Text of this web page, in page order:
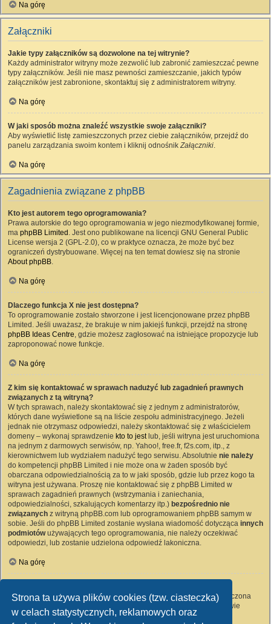
Strona ta używa plików cookies (tzw. ciasteczka)
w celach statystycznych, reklamowych oraz
Na górę
Załączniki
Jakie typy załączników są dozwolone na tej witrynie?
Każdy administrator witryny może zezwolić lub zabronić zamieszczać pewne
typy załączników. Jeśli nie masz pewności zamieszczanie, jakich typów
załączników jest zabronione, skontaktuj się z administratorem witryny.
Na górę
W jaki sposób można znaleźć wszystkie swoje załączniki?
Aby wyświetlić listę zamieszczonych przez ciebie załączników, przejdź do
panelu zarządzania swoim kontem i kliknij odnośnikZałączniki.
Na górę
Zagadnienia związane z phpBB
Kto jest autorem tego oprogramowania?
Prawa autorskie do tego oprogramowania w jego niezmodyfikowanej formie,
ma phpBB Limited . Jest ono publikowane na licencji GNU General Public
License wersja 2 (GPL-2.0), co w praktyce oznacza, że może być bez
ograniczeń dystrybuowane. Więcej na ten temat dowiesz się na stronie
About phpBB.
Na górę
Dlaczego funkcja X nie jest dostępna?
To oprogramowanie zostało stworzone i jest licencjonowane przez phpBB
Limited. Jeśli uważasz, że brakuje w nim jakiejś funkcji, przejdź na stronę
phpBB Ideas Centre, gdzie możesz zagłosować na istniejące propozycje lub
zaproponować nowe funkcje.
Na górę
Z kim się kontaktować w sprawach nadużyć lub zagadnień prawnych
związanych z tą witryną?
W tych sprawach, należy skontaktować się z jednym z administratorów,
których dane wyświetlone są na liście zespołu administracyjnego. Jeżeli
jednak nie otrzymasz odpowiedzi, należy skontaktować się z właścicielem
domeny – wykonaj sprawdzenie kto to jestlub, jeśli witryna jest uruchomiona
na jednym z darmowych serwisów, np. Yahoo!, free.fr, f2s.com, itp., z
kierownictwem lub wydziałem nadużyć tego serwisu. Absolutnie nie należy
do kompetencji phpBB Limited i nie może ona w żaden sposób być
obarczana odpowiedzialnością za to w jaki sposób, gdzie lub przez kogo ta
witryna jest używana. Proszę nie kontaktować się z phpBB Limited w
sprawach zagadnień prawnych (wstrzymania i zaniechania,
odpowiedzialności, szkalujących komentarzy itp.) bezpośrednio nie
związanych z witryną phpBB.com lub oprogramowaniem phpBB samym w
sobie. Jeśli do phpBB Limited zostanie wysłana wiadomość dotycząca innych
podmiotówużywających tego oprogramowania, nie należy oczekiwać
odpowiedzi, lub zostanie udzielona odpowiedź lakoniczna.
Na górę
Wszyscy użytkownicy witryny mogą używać – jeśli funkcja ta jest włączona
przez administratora witryny – formularza „Kontakt z nami”. Członkowie
witryny mogą także używać odnośnika „Zespół administracyjny”.